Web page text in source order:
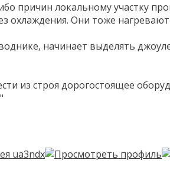
причин локальному участку
охлаждения. Они тоже
начинает выделять
из строя дорогостоящее